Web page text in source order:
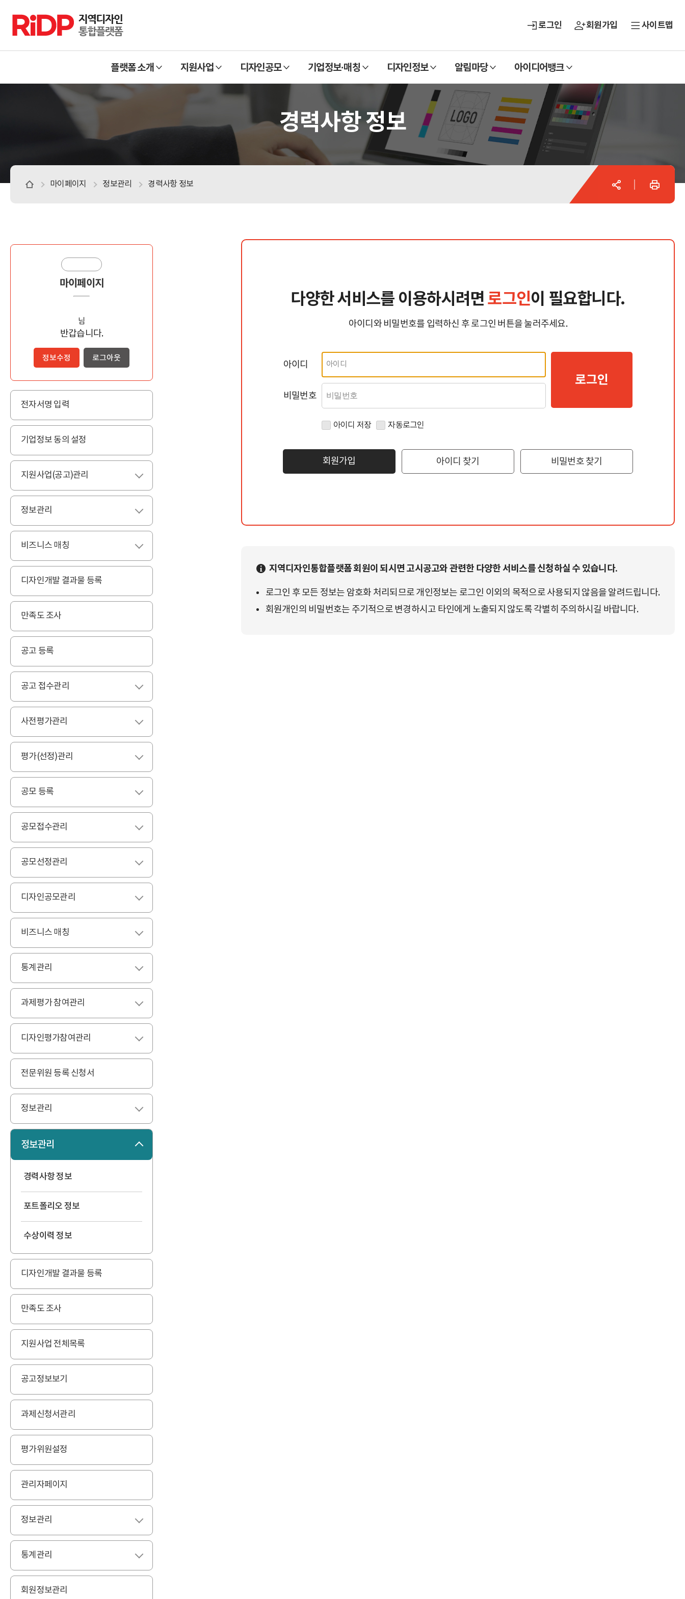
RiDP 지역디자인 통합플랫폼
로그인 회원가입 사이트맵
플랫폼 소개
열
기
지원사업
열
기
디자인공모
열
기
기업정보·매칭
열
기
디자인정보
열
기
알림마당
열
기
아이디어뱅크
열
기
경력사항 정보
마이페이지 정보관리 경력사항 정보
마이페이지
님
반갑습니다.
정보수정 로그아웃
전자서명 입력
기업정보 동의 설정
지원사업(공고)관리
정보관리
비즈니스 매칭
디자인개발 결과물 등록
만족도 조사
공고 등록
공고 접수관리
사전평가관리
평가(선정)관리
공모 등록
공모접수관리
공모선정관리
디자인공모관리
비즈니스 매칭
통계관리
과제평가 참여관리
디자인평가참여관리
전문위원 등록 신청서
정보관리
정보관리
경력사항 정보
포트폴리오 정보
수상이력 정보
디자인개발 결과물 등록
만족도 조사
지원사업 전체목록
공고정보보기
과제신청서관리
평가위원설정
관리자페이지
정보관리
통계관리
회원정보관리
다양한 서비스를 이용하시려면 로그인이 필요합니다.
아이디와 비밀번호를 입력하신 후 로그인 버튼을 눌러주세요.
아이디
비밀번호
아이디 저장 자동로그인
회원가입 아이디 찾기 비밀번호 찾기
지역디자인통합플랫폼 회원이 되시면 고시공고와 관련한 다양한 서비스를 신청하실 수 있습니다.
로그인 후 모든 정보는 암호화 처리되므로 개인정보는 로그인 이외의 목적으로 사용되지 않음을 알려드립니다.
회원개인의 비밀번호는 주기적으로 변경하시고 타인에게 노출되지 않도록 각별히 주의하시길 바랍니다.